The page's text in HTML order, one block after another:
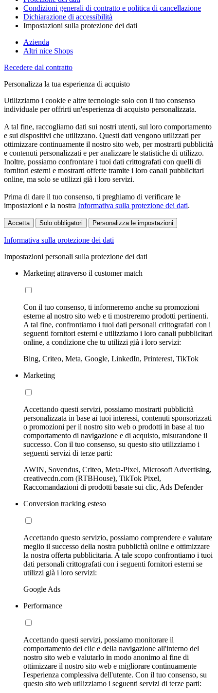
Condizioni generali di contratto e politica di cancellazione
Dichiarazione di accessibilità
Impostazioni sulla protezione dei dati
Azienda
Altri nice Shops
Recedere dal contratto
Personalizza la tua esperienza di acquisto
Utilizziamo i cookie e altre tecnologie solo con il tuo consenso
individuale per offrirti un'esperienza di acquisto personalizzata.
A tal fine, raccogliamo dati sui nostri utenti, sul loro comportamento
e sui dispositivi che utilizzano. Questi dati vengono utilizzati per
ottimizzare continuamente il nostro sito web, per mostrarti pubblicità
e contenuti personalizzati e per analizzare le statistiche di utilizzo.
Inoltre, possiamo confrontare i tuoi dati crittografati con quelli di
fornitori esterni e mostrarti offerte tramite i loro canali pubblicitari
online, ma solo se utilizzi già i loro servizi.
Prima di dare il tuo consenso, ti preghiamo di verificare le
impostazioni e la nostra Informativa sulla protezione dei dati.
Accetta Solo obbligatori Personalizza le impostazioni
Informativa sulla protezione dei dati
Impostazioni personali sulla protezione dei dati
Marketing attraverso il customer match
Con il tuo consenso, ti informeremo anche su promozioni
esterne al nostro sito web e ti mostreremo prodotti pertinenti.
A tal fine, confrontiamo i tuoi dati personali crittografati con i
seguenti fornitori esterni e utilizziamo i loro canali pubblicitari
online, a condizione che tu utilizzi già i loro servizi:
Bing, Criteo, Meta, Google, LinkedIn, Printerest, TikTok
Marketing
Accettando questi servizi, possiamo mostrarti pubblicità
personalizzata in base ai tuoi interessi, contenuti sponsorizzati
o promozioni per il nostro sito web o prodotti in base al tuo
comportamento di navigazione e di acquisto, misurandone il
successo. Con il tuo consenso, su questo sito utilizziamo i
seguenti servizi di terze parti:
AWIN, Sovendus, Criteo, Meta-Pixel, Microsoft Advertising,
creativecdn.com (RTBHouse), TikTok Pixel,
Raccomandazioni di prodotti basate sui clic, Ads Defender
Conversion tracking esteso
Accettando questo servizio, possiamo comprendere e valutare
meglio il successo della nostra pubblicità online e ottimizzare
la nostra offerta pubblicitaria. A tale scopo confrontiamo i tuoi
dati personali crittografati con i seguenti fornitori esterni se
utilizzi già i loro servizi:
Google Ads
Performance
Accettando questi servizi, possiamo monitorare il
comportamento dei clic e della navigazione all'interno del
nostro sito web e valutarlo in modo anonimo al fine di
ottimizzare il nostro sito web e migliorare continuamente
l'esperienza complessiva dell'utente. Con il tuo consenso, su
questo sito web utilizziamo i seguenti servizi di terze parti: